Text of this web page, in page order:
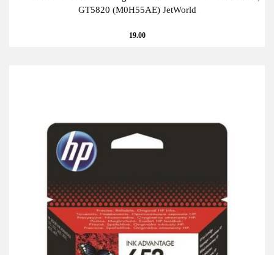
GT5820 (M0H55AE) JetWorld
19.00